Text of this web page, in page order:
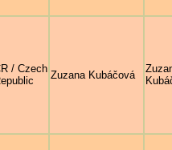
/ Czech
Zuzana Kubáčová